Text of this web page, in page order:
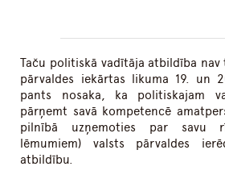
Taču politiskā vadītāja atbildība
pārvaldes iekārtas likuma 19. un
pants nosaka, ka politiskajam
pārņemt savā kompetencē
pilnībā uzņemoties par savu
lēmumiem) valsts pārvaldes
atbildību.